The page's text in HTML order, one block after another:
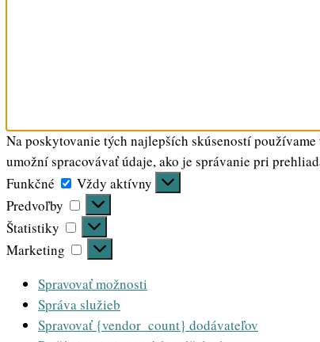
Na poskytovanie tých najlepších skúseností
umožní spracovávať údaje, ako je správanie pri
Funkčné
Funkčné
Vždy aktívny
Predvoľby
Predvoľby
Štatistiky
Štatistiky
Marketing
Marketing
Spravovať možnosti
Správa služieb
Spravovať {vendor_count} dodávateľov